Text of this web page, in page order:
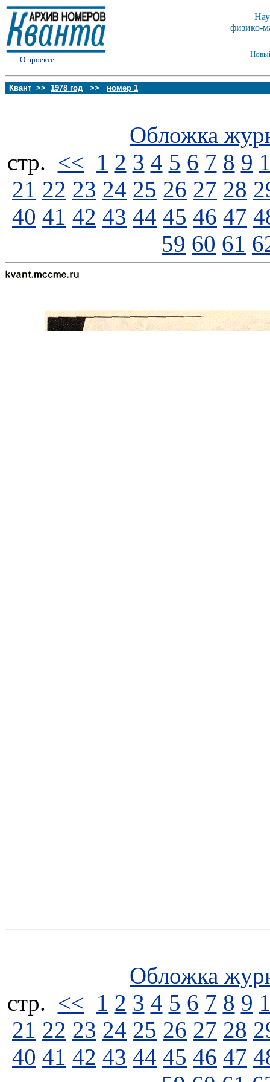
О проекте
физико-
Квант >> 1978 год >> номер 1
Обложка
стp. << 1 2 3 4 5 6 7 8 9
21 22 23 24 25 26 27 28
40 41 42 43 44 45 46 47
59 60 61
Обложка
стp. << 1 2 3 4 5 6 7 8 9
21 22 23 24 25 26 27 28
40 41 42 43 44 45 46 47